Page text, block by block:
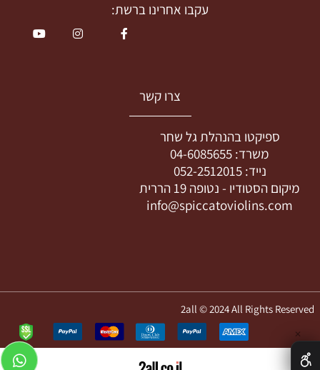
עקבו אחרינו ברשת:
צרו קשר
ספיקטו בהנהלת גל שחר
משרד: 04-6085655
נייד:052-2512015
מיקום הסטודיו - נטופה 19 הררית
info@spiccatoviolins.com
2all © 2024 All Rights Reserved
✕